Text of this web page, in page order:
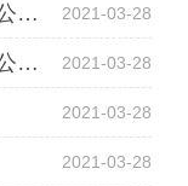
陕西煤业化工建设（集团）有限公司澄合分公司 2021-03-28
陕西煤业化工建设（集团）有限公司韩城分公司 2021-03-28
2021-03-28
2021-03-28